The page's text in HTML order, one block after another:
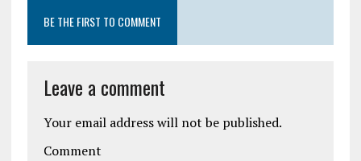
BE THE FIRST TO COMMENT
Leave a comment
Your email address will not be published.
Comment